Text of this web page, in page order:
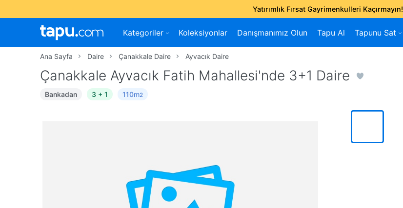
Yatırımlık Fırsat Gayrimenkulleri Kaçırmayın!
Kategoriler Koleksiyonlar Danışmanımız Olun Tapu Al Tapunu Sat
Ana Sayfa Daire Çanakkale Daire Ayvacık Daire
Çanakkale Ayvacık Fatih Mahallesi'nde 3+1 Daire
Bankadan 3 + 1 110m2